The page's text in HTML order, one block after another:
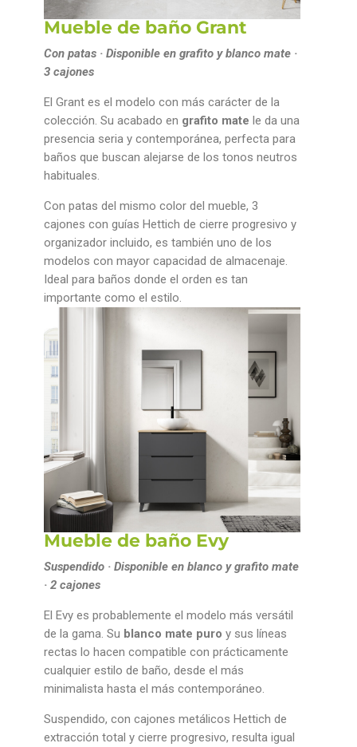
Mueble de baño Grant
Con patas · Disponible en grafito y blanco mate ·
3 cajones
El Grant es el modelo con más carácter de la
colección. Su acabado en grafito mate le da una
presencia seria y contemporánea, perfecta para
baños que buscan alejarse de los tonos neutros
habituales.
Con patas del mismo color del mueble, 3
cajones con guías Hettich de cierre progresivo y
organizador incluido, es también uno de los
modelos con mayor capacidad de almacenaje.
Ideal para baños donde el orden es tan
importante como el estilo.
Mueble de baño Evy
Suspendido · Disponible en blanco y grafito mate
· 2 cajones
El Evy es probablemente el modelo más versátil
de la gama. Su blanco mate puro y sus líneas
rectas lo hacen compatible con prácticamente
cualquier estilo de baño, desde el más
minimalista hasta el más contemporáneo.
Suspendido, con cajones metálicos Hettich de
extracción total y cierre progresivo, resulta igual